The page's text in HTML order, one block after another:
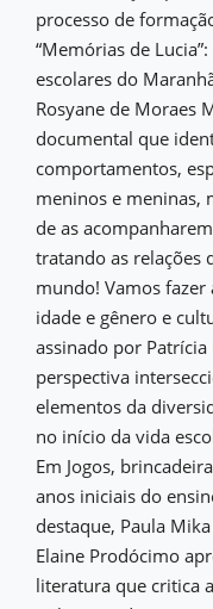
processo de
“Memórias de
escolares do
Rosyane de Moraes
documental que
comportamentos,
meninos e meninas,
de as
tratando as relações
mundo! Vamos fazer
idade e gênero e
assinado por
perspectiva
elementos da
no início da vida
Em Jogos,
anos iniciais do
destaque, Paula
Elaine Prodócimo
literatura que critica